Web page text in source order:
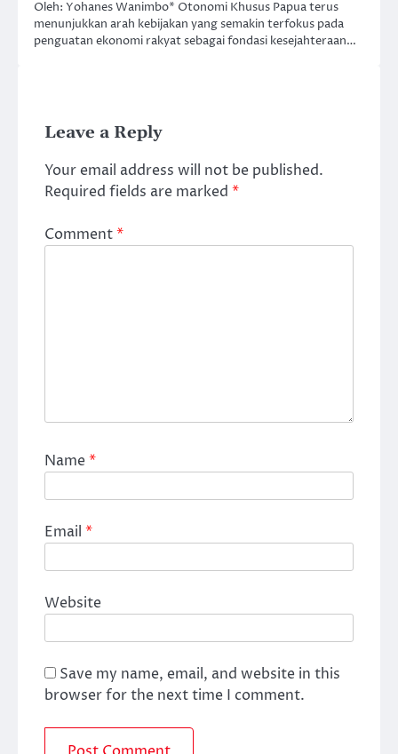
Oleh: Yohanes Wanimbo* Otonomi Khusus Papua terus
menunjukkan arah kebijakan yang semakin terfokus pada
penguatan ekonomi rakyat sebagai fondasi kesejahteraan…
Leave a Reply
Your email address will not be published.
Required fields are marked *
Comment*
Name*
Email *
Website
Save my name, email, and website in this
browser for the next time I comment.